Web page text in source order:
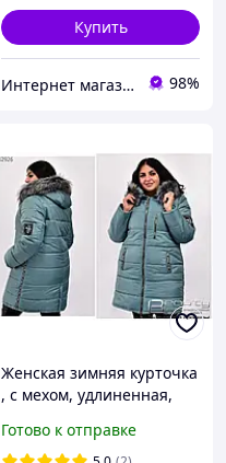
Купить
Интернет магазин Beatrissa-shop 98%
Женская зимняя курточка
, с мехом, удлиненная,
куртка. Куртки женские
Готово к отправке